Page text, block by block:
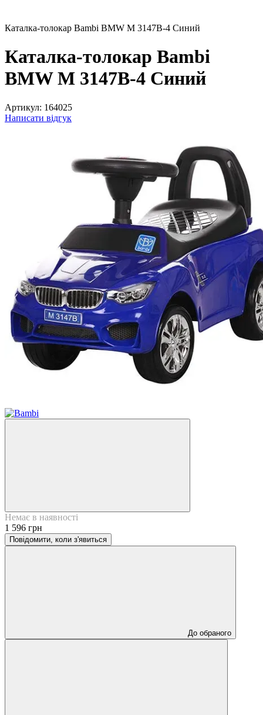
Каталка-толокар Bambi BMW M 3147B-4 Синий
Каталка-толокар Bambi
BMW M 3147B-4 Синий
Артикул: 164025
Написати відгук
Немає в наявності
1 596 грн
Повідомити, коли з'явиться
До обраного